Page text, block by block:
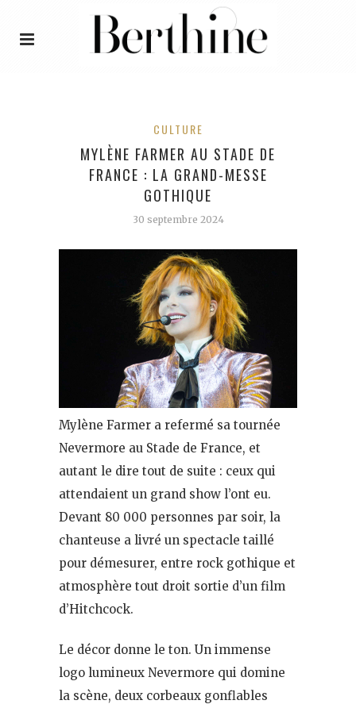
CULTURE
MYLÈNE FARMER AU STADE DE
FRANCE : LA GRAND-MESSE
GOTHIQUE
30 septembre 2024
Mylène Farmer a refermé sa tournée
Nevermore au Stade de France, et
autant le dire tout de suite : ceux qui
attendaient un grand show l’ont eu.
Devant 80 000 personnes par soir, la
chanteuse a livré un spectacle taillé
pour démesurer, entre rock gothique et
atmosphère tout droit sortie d’un film
d’Hitchcock.
Le décor donne le ton. Un immense
logo lumineux Nevermore qui domine
la scène, deux corbeaux gonflables